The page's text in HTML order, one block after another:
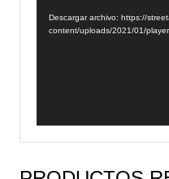
vídeo
Descargar archivo: https://
content/uploads/2021/01/